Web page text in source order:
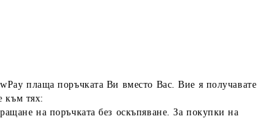
плаща поръчката Ви вместо Вас. Вие я получавате
към тях:
на поръчката без оскъпяване. За покупки на